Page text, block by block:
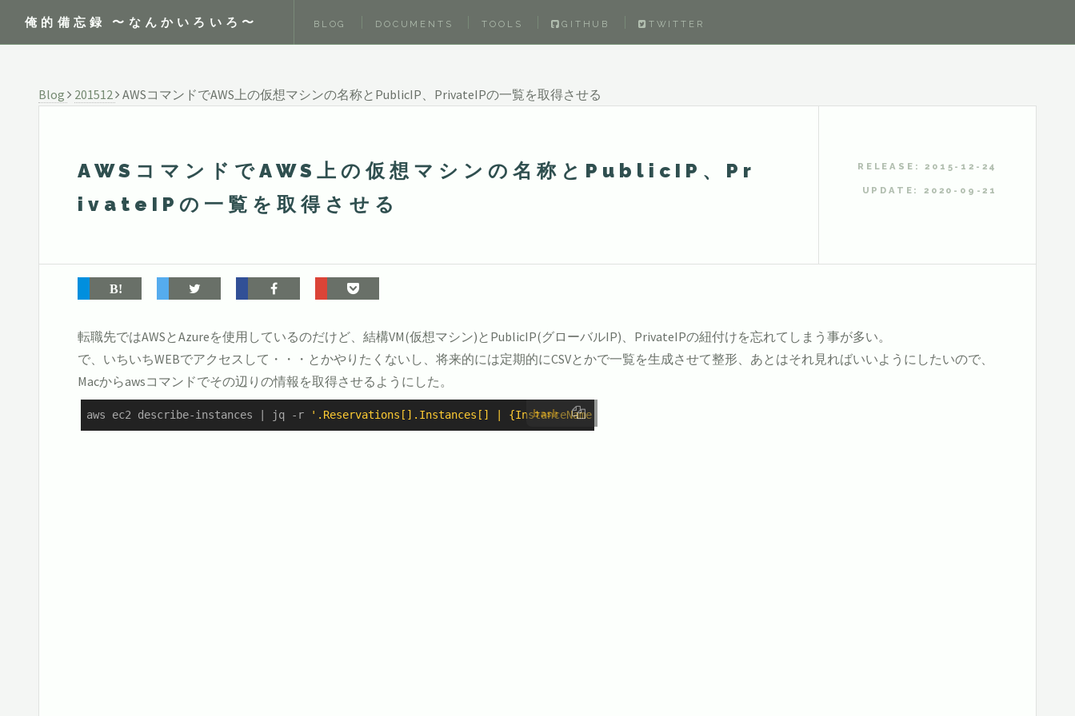
俺的備忘録 〜なんかいろいろ〜 BLOG DOCUMENTS TOOLS GITHUB TWITTER
Blog 201512 AWSコマンドでAWS上の仮想マシンの名称とPublicIP、PrivateIPの一覧を取得させる
AWSコマンドでAWS上の仮想マシンの名称とPublicIP、Pr
ivateIPの一覧を取得させる
RELEASE: 2015-12-24
UPDATE: 2020-09-21
転職先ではAWSとAzureを使用しているのだけど、結構VM(仮想マシン)とPublicIP(グローバルIP)、PrivateIPの紐付けを忘れてしまう事が多い。
で、いちいちWEBでアクセスして・・・とかやりたくないし、将来的には定期的にCSVとかで一覧を生成させて整形、あとはそれ見ればいいようにしたいので、
Macからawsコマンドでその辺りの情報を取得させるようにした。
bash
aws ec2 describe-instances | jq -r '.Reservations[].Instances[] | {InstanceName: (.Tags[] | select(.Key=="Name").Value), InstanceId, InstanceType,